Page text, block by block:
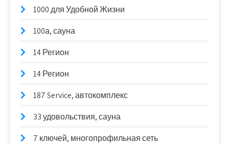
1000 для Удобной Жизни
100а, сауна
14 Регион
14 Регион
187 Service, автокомплекс
33 удовольствия, сауна
7 ключей, многопрофильная сеть